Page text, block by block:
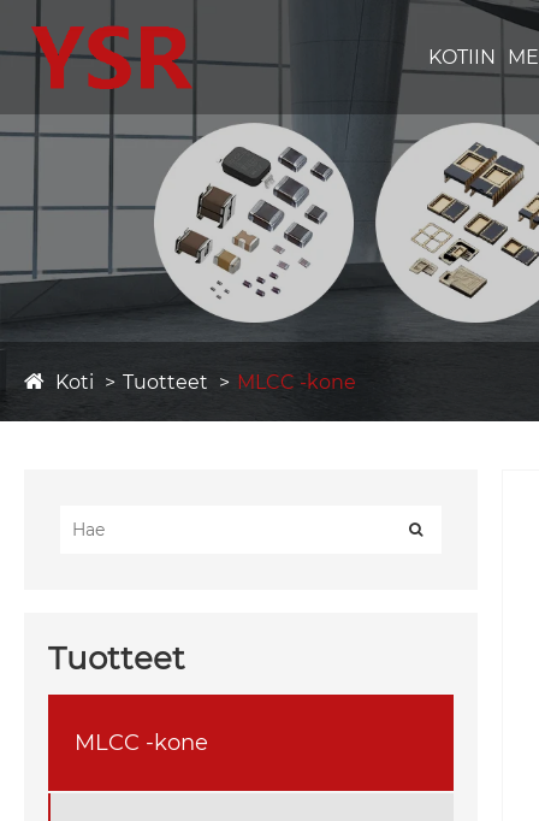
KOTIIN
Koti Tuotteet MLCC -kone
Tuotteet
MLCC -kone